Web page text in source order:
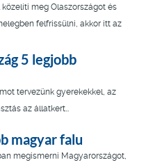
közelíti meg Olaszországot és
felfrissülni, akkor itt az
5 legjobb
tervezünk gyerekekkel, az
az állatkert…
magyar falu
megismerni Magyarországot,